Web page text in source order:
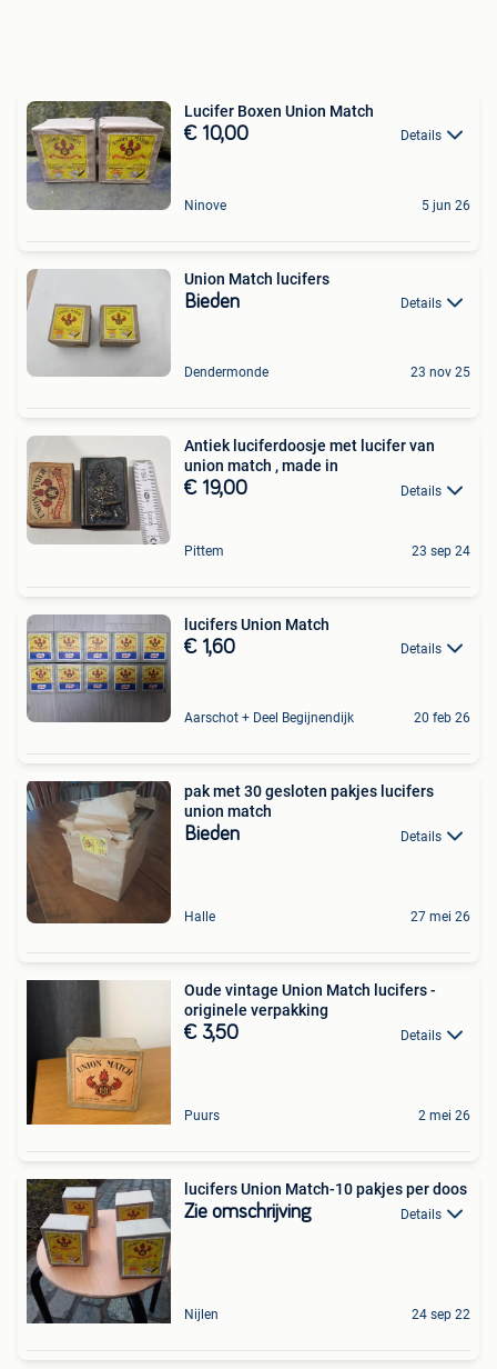
Lucifer Boxen Union Match
€ 10,00 Details
Ninove 5 jun 26
Union Match lucifers
Bieden Details
Dendermonde 23 nov 25
Antiek luciferdoosje met lucifer van
union match , made in
€ 19,00 Details
Pittem 23 sep 24
lucifers Union Match
€ 1,60 Details
Aarschot + Deel Begijnendijk 20 feb 26
pak met 30 gesloten pakjes lucifers
union match
Bieden Details
Halle 27 mei 26
Oude vintage Union Match lucifers -
originele verpakking
€ 3,50 Details
Puurs 2 mei 26
lucifers Union Match-10 pakjes per doos
Zie omschrijving Details
Nijlen 24 sep 22